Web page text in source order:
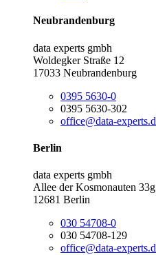
Neubrandenburg
data experts gmbh
Woldegker Straße 12
17033 Neubrandenburg
0395 5630-0
0395 5630-302
office@data-
Berlin
data experts gmbh
Allee der Kosmonauten 33g
12681 Berlin
030 54708-0
030 54708-129
office@data-